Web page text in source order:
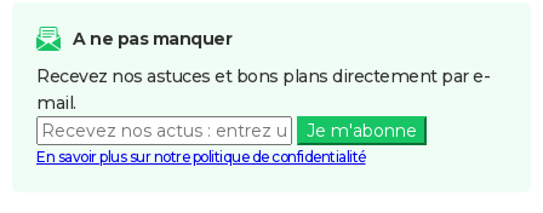
A ne pas manquer
Recevez nos astuces et bons plans directement par e-
mail.
Je m'abonne
En savoir plus sur notre politique de confidentialité